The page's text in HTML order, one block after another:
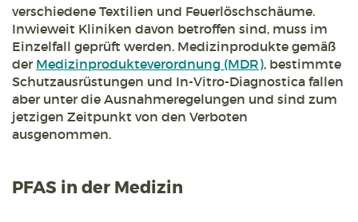
verschiedene Textilien und Feuerlöschschäume.
Inwieweit Kliniken davon betroffen sind, muss im
Einzelfall geprüft werden. Medizinprodukte gemäß
der Medizinprodukteverordnung (MDR), bestimmte
Schutzausrüstungen und In-Vitro-Diagnostica fallen
aber unter die Ausnahmeregelungen und sind zum
jetzigen Zeitpunkt von den Verboten
ausgenommen.
PFAS in der Medizin